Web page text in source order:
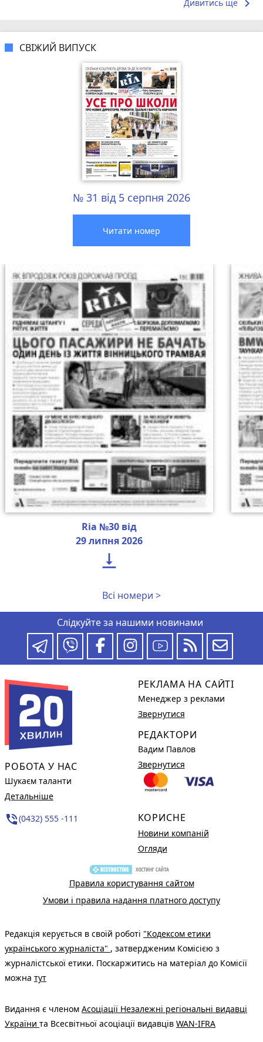
Дивитись ще keyboard_arrow_right
СВІЖИЙ ВИПУСК
№ 31 від 5 серпня 2026
Читати номер
Ria №30 від
29 липня 2026

Всі номери >
Слідкуйте за нашими новинами
РОБОТА У НАС
Шукаєм таланти
Детальніше
phone_in_talk(0432) 555 -111
РЕКЛАМА НА САЙТІ
Менеджер з реклами
Звернутися
РЕДАКТОРИ
Вадим Павлов
Звернутися
КОРИСНЕ
Новини компаній
Огляди
Правила користування сайтом
Умови і правила надання платного доступу
Редакція керується в своїй роботі "Кодексом етики
українського журналіста" , затвердженим Комісією з
журналістської етики. Поскаржитись на матеріал до Комісії
можна тут
Видання є членом Асоціації Незалежні регіональні видавці
України та Всесвітньої асоціації видавців WAN-IFRA